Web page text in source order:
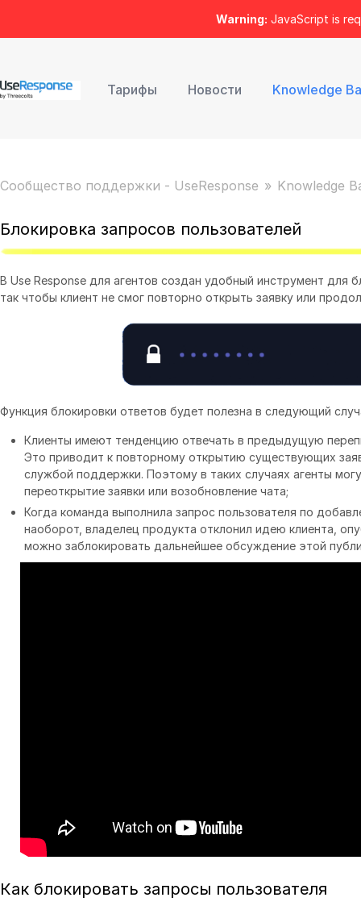
Warning: JavaScript is
Тарифы Новости Knowledge
Сообщество поддержки - UseResponse Knowledge
Блокировка запросов пользователей
В Use Response для агентов создан удобный инструмент для
так чтобы клиент не смог повторно открыть заявку или
Функция блокировки ответов будет полезна в следующий
Клиенты имеют тенденцию отвечать в предыдущую
Это приводит к повторному открытию существующих
службой поддержки. Поэтому в таких случаях агенты
переоткрытие заявки или возобновление чата;
Когда команда выполнила запрос пользователя по
наоборот, владелец продукта отклонил идею клиента,
можно заблокировать дальнейшее обсуждение этой
Как блокировать запросы пользователя